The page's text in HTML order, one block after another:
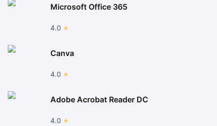
Microsoft Office 365
4.0
Canva
4.0
Adobe Acrobat Reader DC
4.0